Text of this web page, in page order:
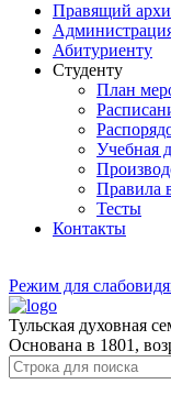
Правящий
Абитуриенту
Студенту
План
Учебная
Правила
Тесты
Контакты
Режим для
Тульская духовная
Основана в 1801,